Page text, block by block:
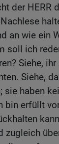
der HERR
an wie ein
soll ich
Siehe,
Siehe,
sie haben
bin erfüllt
zugleich